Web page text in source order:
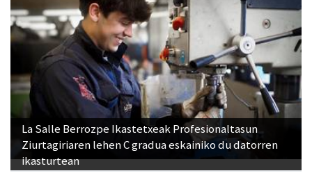
La Salle Berrozpe Ikastetxeak Profesionaltasun
Ziurtagiriaren lehen C gradua eskainiko du datorren
ikasturtean